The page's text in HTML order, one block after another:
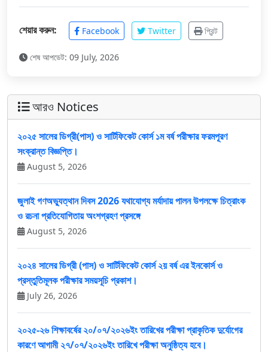
শেয়ার করুন: Facebook Twitter প্রিন্ট
শেষ আপডেট: 09 July, 2026
আরও Notices
২০২৫ সালের ডিগ্রী(পাস) ও সার্টিফিকেট কোর্স ১ম বর্ষ পরীক্ষার ফরমপূরণ
সংক্রান্ত বিজ্ঞপ্তি।
August 5, 2026
জুলাই গণঅভ্যুত্থান দিবস 2026 যথাযোগ্য মর্যাদায় পালন উপলক্ষে চিত্রাংক
ও রচনা প্রতিযোগিতায় অংশগ্রহণ প্রসঙ্গে
August 5, 2026
২০২৪ সালের ডিগ্রী (পাস) ও সার্টিফিকেট কোর্স ২য় বর্ষ এর ইনকোর্স ও
প্রস্তুতিমূলক পরীক্ষার সময়সূচি প্রকাশ।
July 26, 2026
২০২৫-২৬ শিক্ষাবর্ষের ২০/০৭/২০২৬ইং তারিখের পরীক্ষা প্রাকৃতিক দুর্যোগের
কারণে আগামী ২৭/০৭/২০২৬ইং তারিখে পরীক্ষা অনুষ্ঠিত্য হবে।